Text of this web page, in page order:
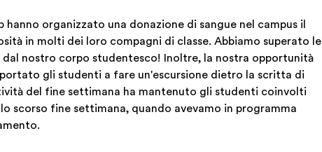
organizzato una donazione di sangue nel campus il
in molti dei loro compagni di classe. Abbiamo superato le
nostro corpo studentesco! Inoltre, la nostra opportunità
gli studenti a fare un'escursione dietro la scritta di
del fine settimana ha mantenuto gli studenti coinvolti
scorso fine settimana, quando avevamo in programma